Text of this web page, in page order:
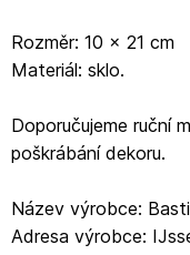
Rozměr: 10 x 21 cm
Materiál: sklo.
Doporučujeme ruční
poškrábání dekoru.
Název výrobce:
Adresa výrobce: